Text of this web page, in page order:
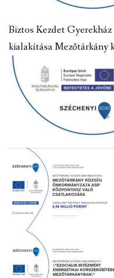
Biztos Kezdet
kialakítása Mezőtárkány